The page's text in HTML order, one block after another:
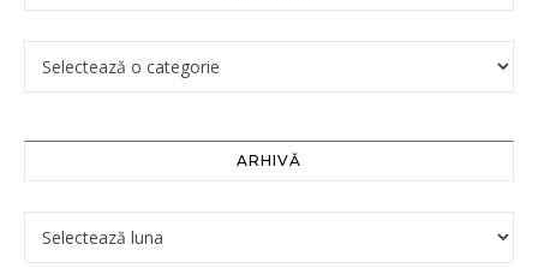
ARHIVĂ